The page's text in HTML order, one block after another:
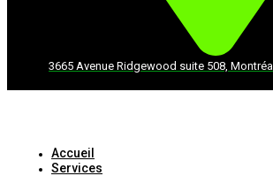
3665 Avenue Ridgewood suite 508, Montréal
Accueil
Services